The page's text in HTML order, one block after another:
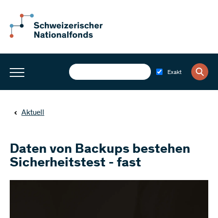
Exakt
Aktuell
Daten von Backups bestehen
Sicherheitstest - fast